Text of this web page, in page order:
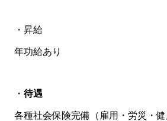
・昇給
年功給あり
・ 待遇
各種社会保険完備（雇用・労災・